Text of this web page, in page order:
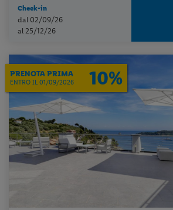
Check-in
dal 02/09/26
al 25/12/26
PRENOTA PRIMA
ENTRO IL 01/09/2026 10%